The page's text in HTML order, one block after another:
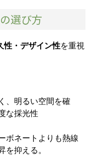
選び方
性・デザイン性を重視
、明るい空間を確
な採光性
ボネートよりも熱線
を抑える。